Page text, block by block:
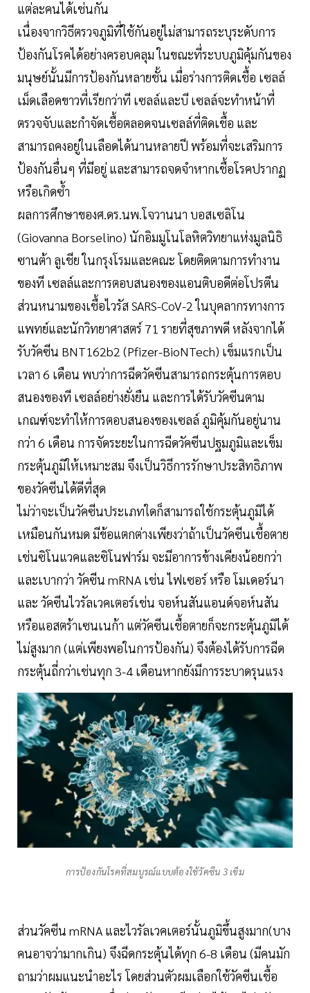
แต่ละคนได้เช่นกัน
เนื่องจากวิธีตรวจภูมิที่ใช้กันอยู่ไม่สามารถระบุระดับการ
ป้องกันโรคได้อย่างครอบคลุม ในขณะที่ระบบภูมิคุ้มกันของ
มนุษย์นั้นมีการป้องกันหลายชั้น เมื่อร่างการติดเชื้อ เซลล์
เม็ดเลือดขาวที่เรียกว่าที เซลล์และบี เซลล์จะทำหน้าที่
ตรวจจับและกำจัดเชื้อตลอดจนเซลล์ที่ติดเชื้อ และ
สามารถคงอยู่ในเลือดได้นานหลายปี พร้อมที่จะเสริมการ
ป้องกันอื่นๆ ที่มีอยู่ และสามารถจดจำหากเชื้อโรคปรากฏ
หรือเกิดซ้ำ
ผลการศึกษาของศ.ดร.นพ.โจวานนา บอสเซลิโน
(Giovanna Borselino) นักอิมมูโนโลหิตวิทยาแห่งมูลนิธิ
ซานต้า ลูเชีย ในกรุงโรมและคณะ โดยติดตามการทำงาน
ของที เซลล์และการตอบสนองของแอนติบอดีต่อโปรตีน
ส่วนหนามของเชื้อไวรัส SARS-CoV-2 ในบุคลากรทางการ
แพทย์และนักวิทยาศาสตร์ 71 รายที่สุขภาพดี หลังจากได้
รับวัคซีน BNT162b2 (Pfizer-BioNTech) เข็มแรกเป็น
เวลา 6 เดือน พบว่าการฉีดวัคซีนสามารถกระตุ้นการตอบ
สนองของที เซลล์อย่างยั่งยืน และการได้รับวัคซีนตาม
เกณฑ์จะทำให้การตอบสนองของเซลล์ ภูมิคุ้มกันอยู่นาน
กว่า 6 เดือน การจัดระยะในการฉีดวัคซีนปฐมภูมิและเข็ม
กระตุ้นภูมิให้เหมาะสม จึงเป็นวิธีการรักษาประสิทธิภาพ
ของวัคซีนได้ดีที่สุด
ไม่ว่าจะเป็นวัคซีนประเภทใดก็สามารถใช้กระตุ้นภูมิได้
เหมือนกันหมด มีข้อแตกต่างเพียงว่าถ้าเป็นวัคซีนเชื้อตาย
เช่นซิโนแวคและซิโนฟาร์ม จะมีอาการข้างเคียงน้อยกว่า
และเบากว่า วัคซีน mRNA เช่น ไฟเซอร์ หรือ โมเดอร์นา
และ วัคซีนไวรัลเวคเตอร์เช่น จอห์นสันแอนด์จอห์นสัน
หรือแอสตร้าเซนเนก้า แต่วัคซีนเชื้อตายก็จะกระตุ้นภูมิได้
ไม่สูงมาก (แต่เพียงพอในการป้องกัน) จึงต้องได้รับการฉีด
กระตุ้นถี่กว่าเช่นทุก 3-4 เดือนหากยังมีการระบาดรุนแรง
การป้องกันโรคที่สมบูรณ์แบบต้องใช้วัคซีน 3 เข็ม
ส่วนวัคซีน mRNA และไวรัลเวคเตอร์นั้นภูมิขึ้นสูงมาก(บาง
คนอาจว่ามากเกิน) จึงฉีดกระตุ้นได้ทุก 6-8 เดือน (มีคนมัก
ถามว่าผมแนะนำอะไร โดยส่วนตัวผมเลือกใช้วัคซีนเชื้อ